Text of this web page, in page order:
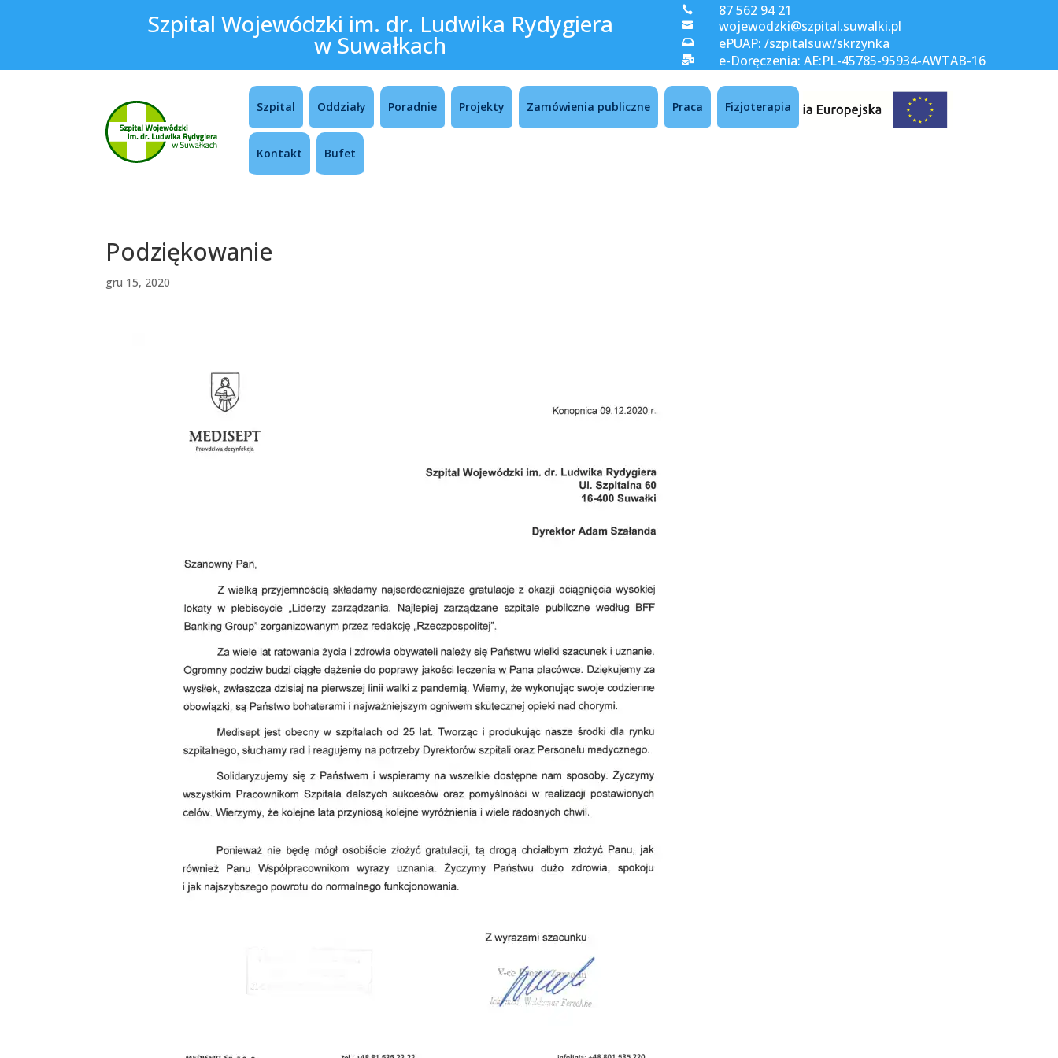
Szpital Wojewódzki im. dr. Ludwika Rydygiera
w Suwałkach
 87 562 94 21
 wojewodzki@szpital.suwalki.pl
 ePUAP: /szpitalsuw/skrzynka
 e-Doręczenia: AE:PL-45785-95934-AWTAB-16
Szpital Oddziały Poradnie Projekty Zamówienia publiczne Praca Fizjoterapia
Kontakt Bufet
Podziękowanie
gru 15, 2020